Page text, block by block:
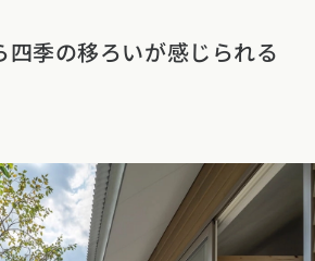
四季の移ろいが感じられる